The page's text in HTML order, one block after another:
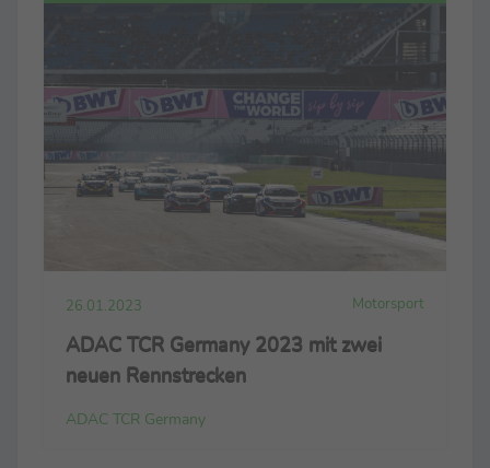
26.01.2023 Motorsport
ADAC TCR Germany 2023 mit zwei
neuen Rennstrecken
ADAC TCR Germany